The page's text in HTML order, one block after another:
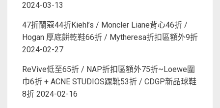
2024-03-13
47折蘭蔻44折Kiehl’s / Moncler Liane背心46折 /
Hogan 厚底餅乾鞋66折 / Mytheresa折扣區額外9折
2024-02-27
ReVive低至65折 / NAP折扣區額外75折~Loewe圍
巾6折 + ACNE STUDIOS踝靴53折 / CDGP新品球鞋
8折 2024-02-16